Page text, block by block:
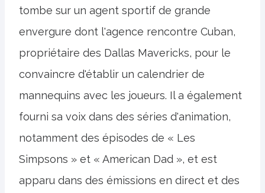
tombe sur un agent sportif de grande
envergure dont l'agence rencontre Cuban,
propriétaire des Dallas Mavericks, pour le
convaincre d'établir un calendrier de
mannequins avec les joueurs. Il a également
fourni sa voix dans des séries d'animation,
notamment des épisodes de « Les
Simpsons » et « American Dad », et est
apparu dans des émissions en direct et des